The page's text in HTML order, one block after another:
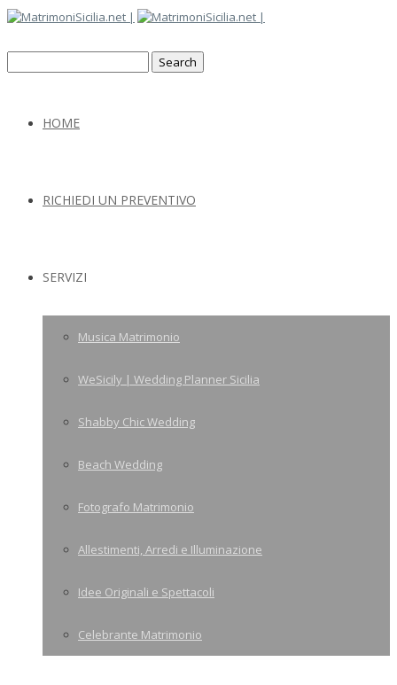
HOME
RICHIEDI UN PREVENTIVO
SERVIZI
Musica Matrimonio
WeSicily | Wedding Planner Sicilia
Shabby Chic Wedding
Beach Wedding
Fotografo Matrimonio
Allestimenti, Arredi e Illuminazione
Idee Originali e Spettacoli
Celebrante Matrimonio